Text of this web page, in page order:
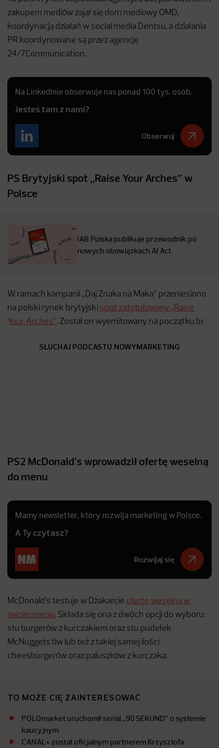
zakupem mediów zajął się dom mediowy OMD,
koordynacją działań w social media Dentsu, a działania
PR koordynowane są przez agencję
24/7Communication.
Na LinkedInie obserwuje nas ponad 100 tys. osób.
Jesteś tam z nami?
Obserwuj
PS Brytyjski spot „Raise Your Arches” w
Polsce
IAB Polska publikuje przewodnik po
nowych obowiązkach AI Act
W ramach kampanii „Daj Znaka na Maka” przeniesiono
na polski rynek brytyjski spot zatytułowany „Raise
Your Arches”. Został on wyemitowany na początku br.
SŁUCHAJ PODCASTU NOWYMARKETING
PS2 McDonald’s wprowadził ofertę weselną
do menu
Mamy newsletter, który rozwija marketing w Polsce.
A Ty czytasz?
Rozwijaj się
McDonald’s testuje w Dżakarcie ofertę weselną w
swoim menu. Składa się ona z dwóch opcji do wyboru:
stu burgerów z kurczakiem oraz stu pudełek
McNuggets’ów lub też z takiej samej ilości
cheesburgerów oraz paluszków z kurczaka.
TO MOŻE CIĘ ZAINTERESOWAĆ
POLOmarket uruchomił serial „90 SEKUND” o systemie
kaucyjnym
CANAL+ został oficjalnym partnerem Krzysztofa